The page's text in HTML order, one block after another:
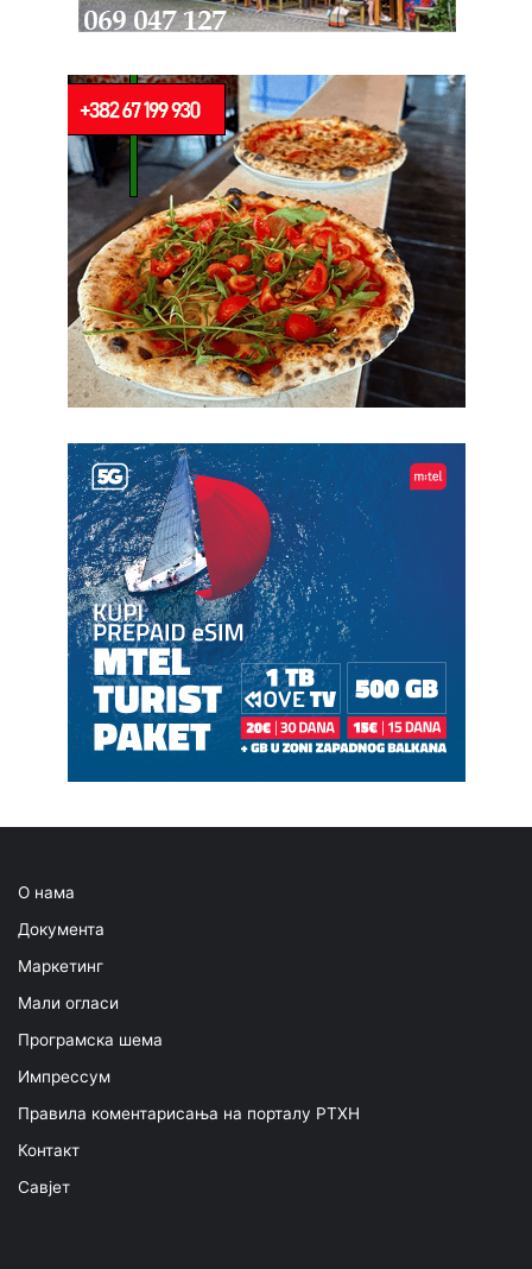
О нама
Документа
Маркетинг
Мали огласи
Програмска шема
Импрессум
Правила коментарисања на порталу РТХН
Контакт
Савјет